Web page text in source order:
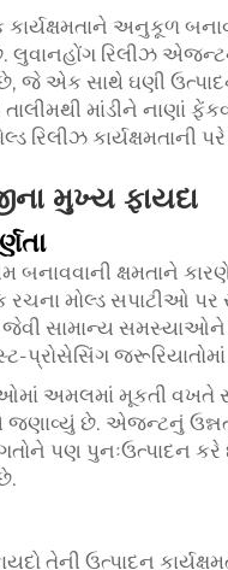
અનુકૂળ
છે. લુવાનહોંગ રિલીઝ
છે, જે એક સાથે ઘણી
માંડીને નાણાં
કાર્યક્ષમતાની
મુખ્ય ફાયદા
બનાવવાની ક્ષમતાને
મોલ્ડ સપાટીઓ પર
સામાન્ય સમસ્યાઓને
પ્રોસેસિંગ
અમલમાં મૂકતી વખતે
જણાવ્યું છે. એજન્ટનું
પણ પુનઃઉત્પાદન
તેની ઉત્પાદન